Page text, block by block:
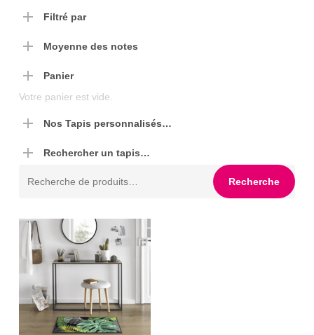
Filtré par
Moyenne des notes
Panier
Votre panier est vide.
Nos Tapis personnalisés…
Rechercher un tapis…
Recherche